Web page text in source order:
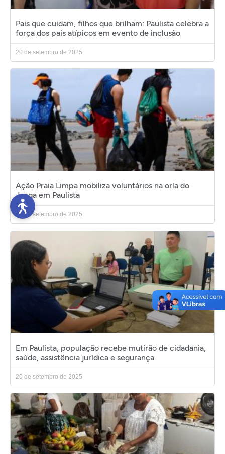
Pais que cuidam, filhos que brilham: Paulista celebra a
força dos pais atípicos em evento de inclusão
20 de setembro de 2025
Ação Praia Limpa mobiliza voluntários na orla do
Janga em Paulista
20 de setembro de 2025
Em Paulista, população recebe mutirão de cidadania,
saúde, assistência jurídica e segurança
20 de setembro de 2025